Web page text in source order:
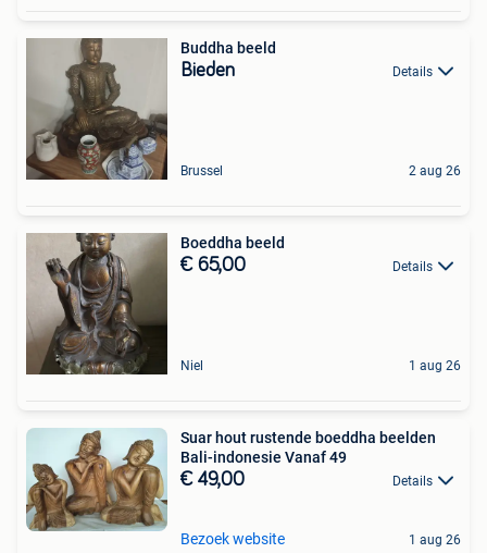
Buddha beeld
Bieden Details
Brussel 2 aug 26
Boeddha beeld
€ 65,00 Details
Niel 1 aug 26
Suar hout rustende boeddha beelden
Bali-indonesie Vanaf 49
€ 49,00 Details
Bezoek website 1 aug 26